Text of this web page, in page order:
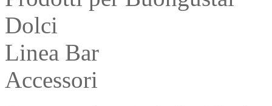
Dolci
Linea Bar
Accessori